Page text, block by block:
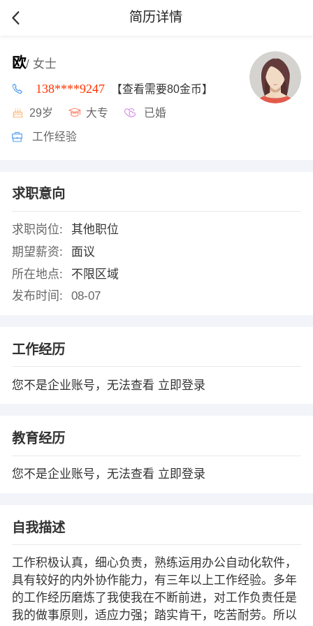
简历详情
欧/ 女士
138****9247 【查看需要80金币】
29岁 大专 已婚
工作经验
求职意向
求职岗位:
其他职位
期望薪资:
面议
所在地点:
不限区域
发布时间:
08-07
工作经历
您不是企业账号，无法查看 立即登录
教育经历
您不是企业账号，无法查看 立即登录
自我描述
工作积极认真，细心负责，熟练运用办公自动化软件，
具有较好的内外协作能力，有三年以上工作经验。多年
的工作经历磨炼了我使我在不断前进，对工作负责任是
我的做事原则，适应力强；踏实肯干，吃苦耐劳。所以